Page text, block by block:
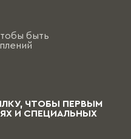
быть
ЧТОБЫ ПЕРВЫМ
И СПЕЦИАЛЬНЫХ